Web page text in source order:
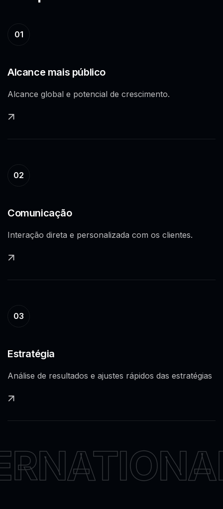
01
Alcance mais público
Alcance global e potencial de crescimento.
02
Comunicação
Interação direta e personalizada com os clientes.
03
Estratégia
Análise de resultados e ajustes rápidos das estratégias